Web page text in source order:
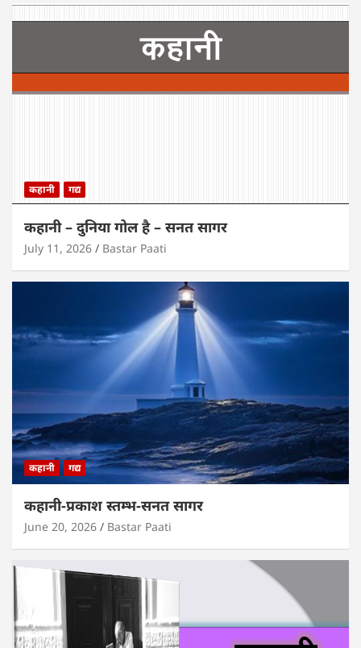
कहानी गद्य
कहानी – दुनिया गोल है – सनत सागर
July 11, 2026 Bastar Paati
कहानी गद्य
कहानी-प्रकाश स्तम्भ-सनत सागर
June 20, 2026 Bastar Paati